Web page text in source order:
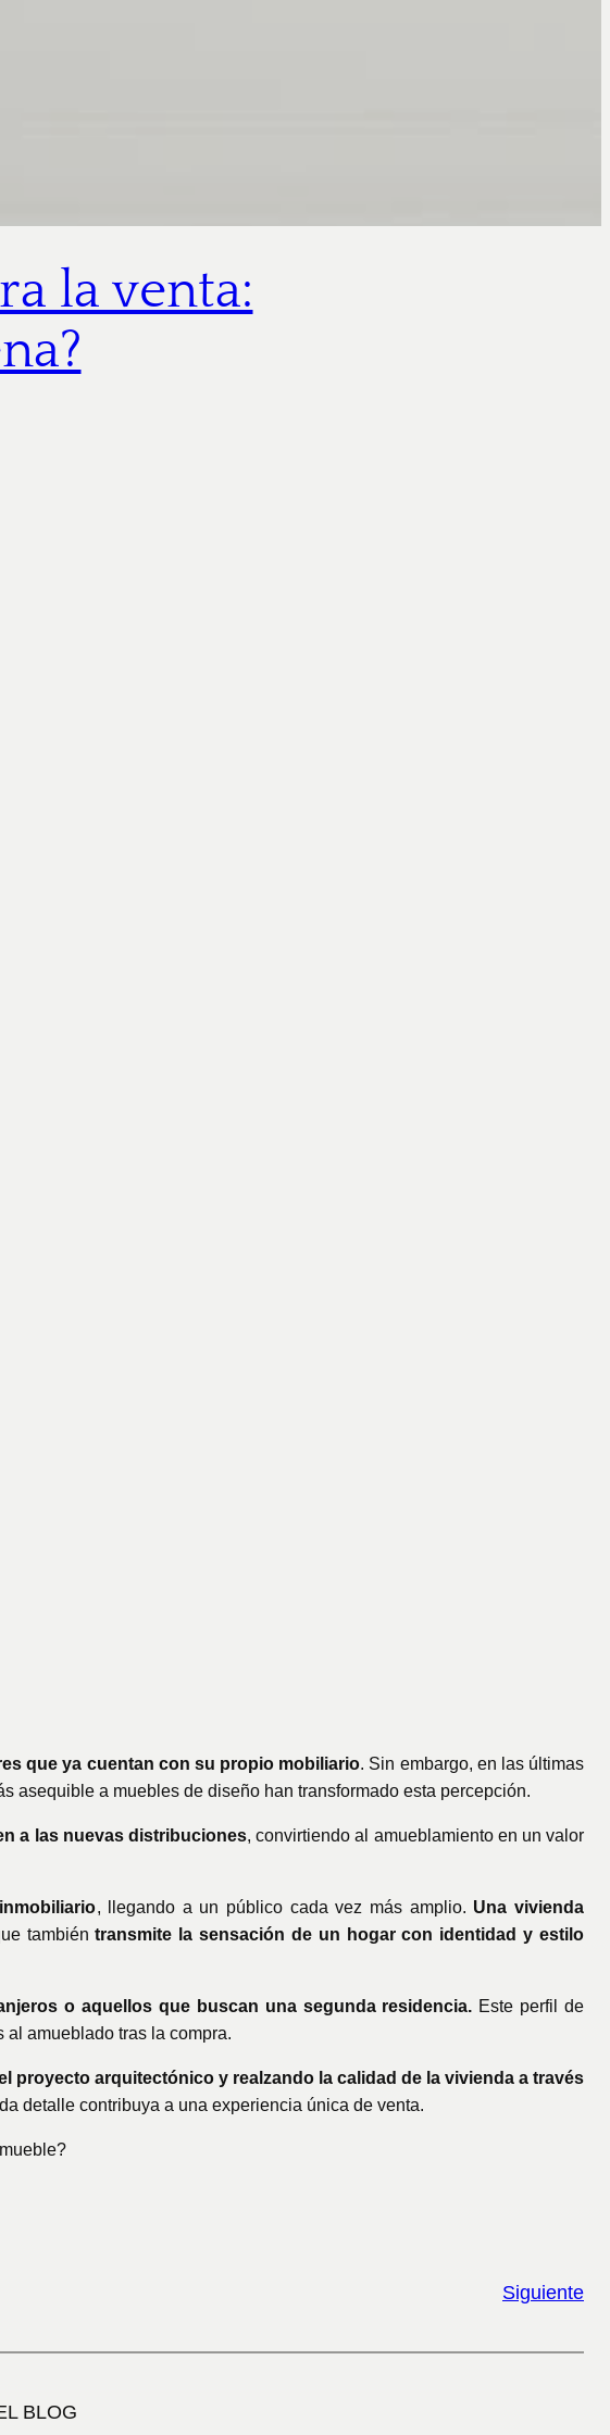
la venta:
que ya cuentan con su propio mobiliario. Sin embargo, en las últimas
asequible a muebles de diseño han transformado esta percepción.
a las nuevas distribuciones, convirtiendo al amueblamiento en un valor
, llegando a un público cada vez más amplio. Una vivienda
tambiéntransmite la sensación de un hogar con identidad y estilo
o aquellos que buscan una segunda residencia. Este perfil de
amueblado tras la compra.
proyecto arquitectónico y realzando la calidad de la vivienda a través
detalle contribuya a una experiencia única de venta.
Siguiente
BLOG